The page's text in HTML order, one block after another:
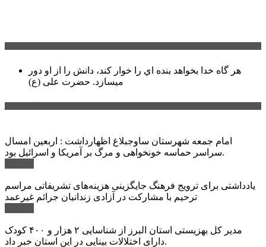
هر گاه خدا بخواهد بنده اي را خوار كند، دانش را از او دور
میسازد. حضرت علی (ع)
امام جمعه شهرستان ساوجبلاغ اظهارداشت : اربعین امسال
سراسر حماسه خونخواهی و مرگ بر آمریکا و اسرائیل بود.
یادداشتی برای ترویج فرهنگ جایگزینی هزینه‌های تشریفاتی مراسم
ترحیم با مشارکت در آزادی زندانیان جرائم غیرعمد
مدیر کل بهزیستی استان البرز از شناسایی ۲ هزار و ۴۰۰ کودک
دارای اختلالات بینایی در این استان خبر داد.